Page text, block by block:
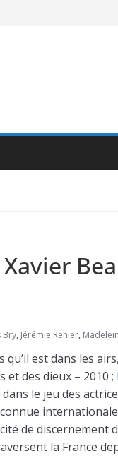
Bry, Jérémie Renier,
est dans les
des dieux – 2010 ;
le jeu des
de
la France